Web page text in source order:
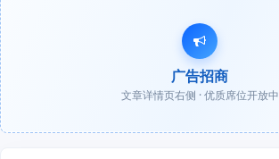
广告招商
文章详情页右侧 · 优质席位开放中